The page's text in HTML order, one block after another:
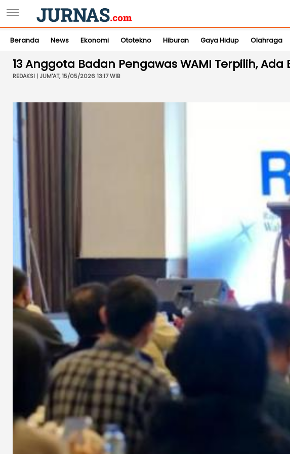
Beranda News Ekonomi Ototekno Hiburan Gaya Hidup Olahraga
13 Anggota Badan Pengawas WAMI Terpilih,
REDAKSI | JUM'AT, 15/05/2026 13:17 WIB